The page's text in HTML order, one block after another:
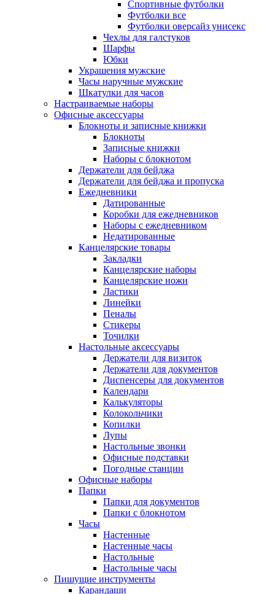
Спортивные футболки
Футболки все
Футболки оверсайз унисекс
Чехлы для галстуков
Шарфы
Юбки
Украшения мужские
Часы наручные мужские
Шкатулки для часов
Настраиваемые наборы
Офисные аксессуары
Блокноты и записные книжки
Блокноты
Записные книжки
Наборы с блокнотом
Держатели для бейджа
Держатели для бейджа и пропуска
Ежедневники
Датированные
Коробки для ежедневников
Наборы с ежедневником
Недатированные
Канцелярские товары
Закладки
Канцелярские наборы
Канцелярские ножи
Ластики
Линейки
Пеналы
Стикеры
Точилки
Настольные аксессуары
Держатели для визиток
Держатели для документов
Диспенсеры для документов
Календари
Калькуляторы
Колокольчики
Копилки
Лупы
Настольные звонки
Офисные подставки
Погодные станции
Офисные наборы
Папки
Папки для документов
Папки с блокнотом
Часы
Настенные
Настенные часы
Настольные
Настольные часы
Пишущие инструменты
Карандаши